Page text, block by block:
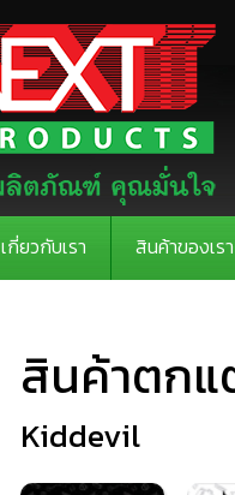
เกี่ยวกับเรา สินค้าของเรา
สินค้าตกแ
Kiddevil